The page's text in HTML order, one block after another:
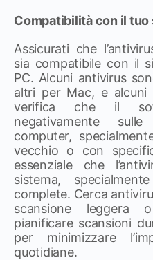
Compatibilità con il
Assicurati che
sia compatibile con il
PC. Alcuni antivirus
altri per Mac, e alcuni
verifica che il
negativamente
computer,
vecchio o con
essenziale che
sistema,
complete. Cerca
scansione leggera
pianificare scansioni
per minimizzare
quotidiane.